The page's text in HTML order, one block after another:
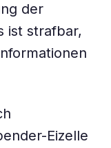
der
ist strafbar,
Eizelle